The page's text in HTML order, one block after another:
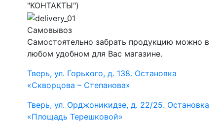
"КОНТАКТЫ")
Самовывоз
Самостоятельно забрать продукцию можно в
любом удобном для Вас магазине.
Тверь, ул. Горького, д. 138. Остановка
«Скворцова – Степанова»
Тверь, ул. Орджоникидзе, д. 22/25. Остановка
«Площадь Терешковой»